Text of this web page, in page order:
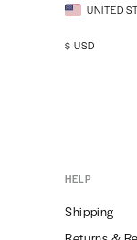
UNITED
$ USD
HELP
Shipping